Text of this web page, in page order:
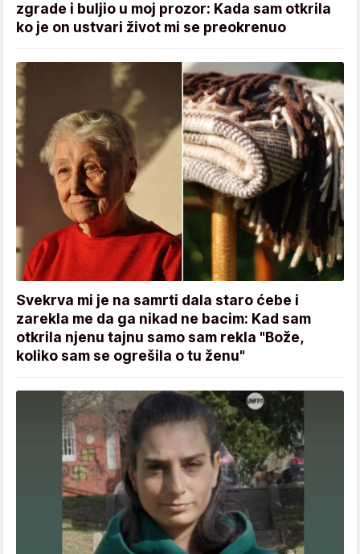
zgrade i buljio u moj prozor: Kada sam otkrila
ko je on ustvari život mi se preokrenuo
Svekrva mi je na samrti dala staro ćebe i
zarekla me da ga nikad ne bacim: Kad sam
otkrila njenu tajnu samo sam rekla "Bože,
koliko sam se ogrešila o tu ženu"